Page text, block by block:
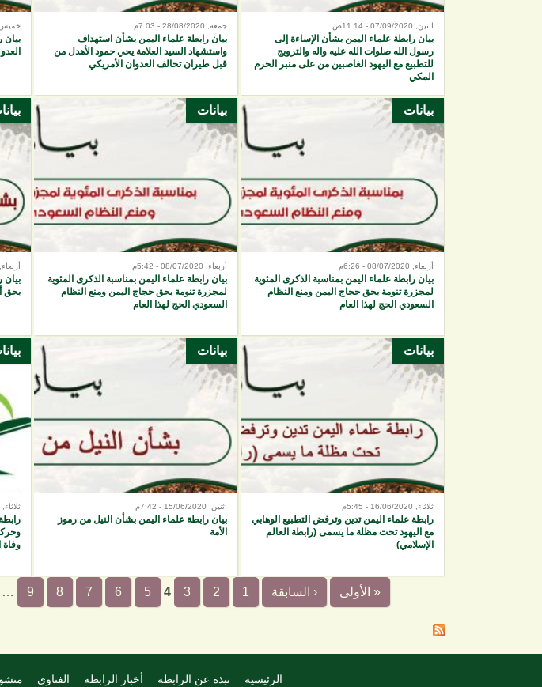
اثنين, 07/09/2020 - 11:14ص
بيان رابطة علماء اليمن بشأن الإساءة إلى
رسول الله صلوات الله عليه واله والترويج
للتطبيع مع اليهود الغاصبين من على منبر الحرم
المكي
جمعة, 28/08/2020 - 7:03م
بيان رابطة علماء اليمن بشأن استهداف
واستشهاد السيد العلامة يحي حمود الأهدل من
قبل طيران تحالف العدوان الأمريكي
خميس, 13/08/2020 -
بيان
بيانات
أربعاء, 08/07/2020 - 6:26م
بيان رابطة علماء اليمن بمناسبة الذكرى المئوية
لمجزرة تنومة بحق حجاج اليمن ومنع النظام
السعودي الحج لهذا العام
بيانات
أربعاء, 08/07/2020 - 5:42م
بيان رابطة علماء اليمن بمناسبة الذكرى المئوية
لمجزرة تنومة بحق حجاج اليمن ومنع النظام
السعودي الحج لهذا العام
أربعاء, 01/07/2020 - 12:15ص
بيان
بحق
بيانات
ثلاثاء, 16/06/2020 - 5:45م
رابطة علماء اليمن تدين وترفض التطبيع الوهابي
مع اليهود تحت مظلة ما يسمى (رابطة العالم
الإسلامي)
بيانات
اثنين, 15/06/2020 - 7:42م
بيان رابطة علماء اليمن بشأن النيل من رموز
الأمة
ثلاثاء, 09/06/2020 - 9:44ص
وفاة
« الأولى ‹ السابقة 1
2
3
4
5
6
7
8
9
…
الرئيسية نبذة عن الرابطة أخبار الرابطة الفتاوى